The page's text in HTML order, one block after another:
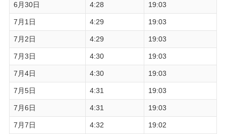
6月30日 4:28 19:03
7月1日 4:29 19:03
7月2日 4:29 19:03
7月3日 4:30 19:03
7月4日 4:30 19:03
7月5日 4:31 19:03
7月6日 4:31 19:03
7月7日 4:32 19:02